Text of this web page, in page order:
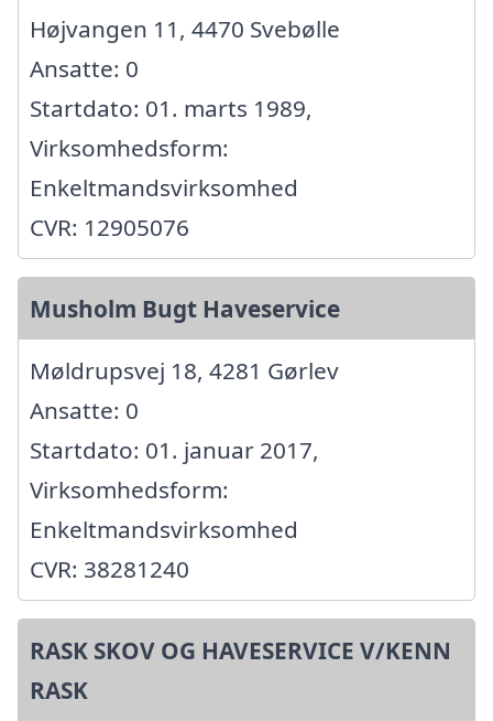
Højvangen 11, 4470 Svebølle
Ansatte: 0
Startdato: 01. marts 1989,
Virksomhedsform:
Enkeltmandsvirksomhed
CVR: 12905076
Musholm Bugt Haveservice
Møldrupsvej 18, 4281 Gørlev
Ansatte: 0
Startdato: 01. januar 2017,
Virksomhedsform:
Enkeltmandsvirksomhed
CVR: 38281240
RASK SKOV OG HAVESERVICE V/KENN
RASK